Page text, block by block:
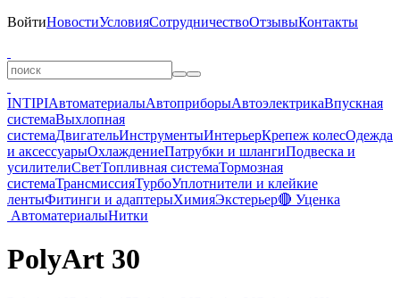
ВойтиНовостиУсловияСотрудничествоОтзывыКонтакты
INTIPIАвтоматериалыАвтоприборыАвтоэлектрикаВпускная
системаВыхлопная
системаДвигательИнструментыИнтерьерКрепеж колесОдежда
и аксессуарыОхлаждениеПатрубки и шлангиПодвеска и
усилителиСветТопливная системаТормозная
системаТрансмиссияТурбоУплотнители и клейкие
лентыФитинги и адаптерыХимияЭкстерьер🔴 Уценка
АвтоматериалыНитки
PolyArt 30